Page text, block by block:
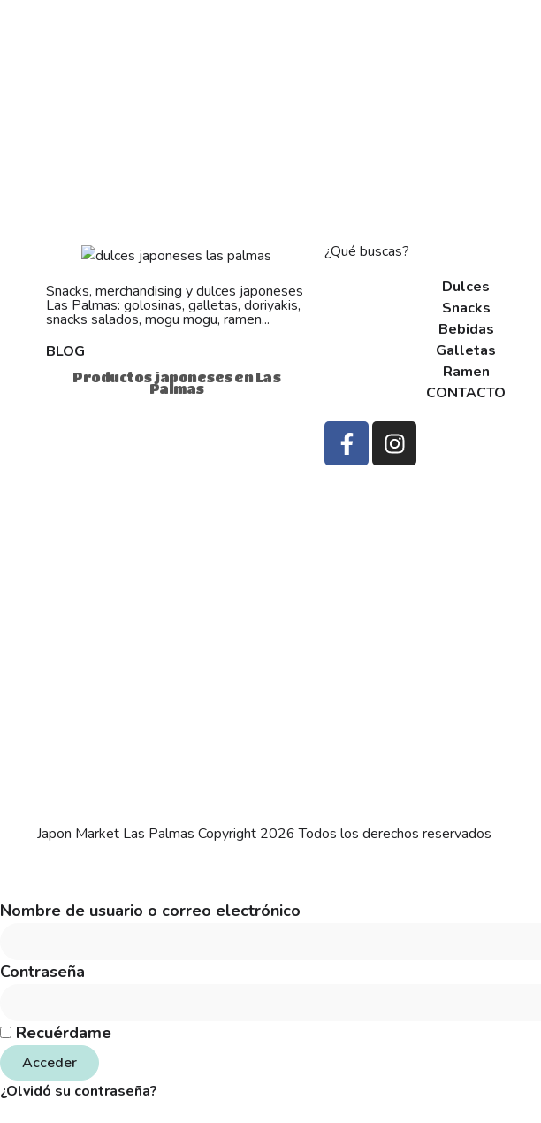
Snacks, merchandising y dulces japoneses
Las Palmas: golosinas, galletas, doriyakis,
snacks salados, mogu mogu, ramen...
BLOG
Productos japoneses en Las
Palmas
¿Qué buscas?
Dulces
Snacks
Bebidas
Galletas
Ramen
CONTACTO
Japon Market Las Palmas Copyright 2026 Todos los derechos reservados
Nombre de usuario o correo electrónico
Contraseña
Recuérdame
Acceder
¿Olvidó su contraseña?